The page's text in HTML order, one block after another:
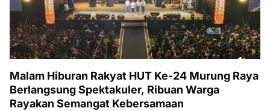
Malam Hiburan Rakyat HUT Ke-24 Murung Raya
Berlangsung Spektakuler, Ribuan Warga
Rayakan Semangat Kebersamaan